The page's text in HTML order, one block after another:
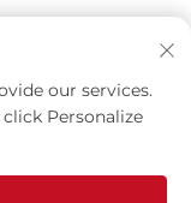
China 325802
Reflective
our services.
Personalize